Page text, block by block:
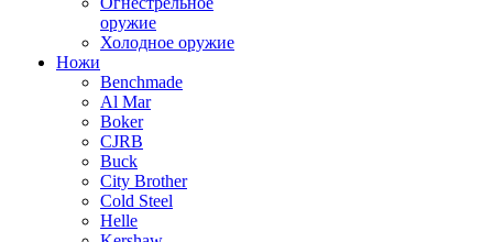
оружие
Холодное оружие
Ножи
Benchmade
Al Mar
Boker
CJRB
Buck
City Brother
Cold Steel
Helle